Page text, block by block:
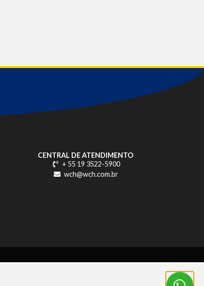
CENTRAL DE ATENDIMENTO
+ 55 19 3522-5900
wch@wch.com.br